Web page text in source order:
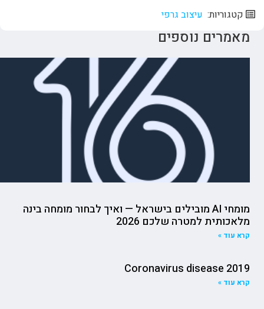
קטגוריות: עיצוב גרפי
מאמרים נוספים
מומחי AI מובילים בישראל — ואיך לבחור מומחה בינה
מלאכותית למטרה שלכם 2026
קרא עוד »
Coronavirus disease 2019
קרא עוד »